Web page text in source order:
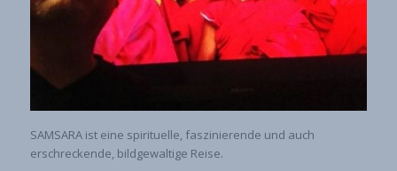
SAMSARA ist eine spirituelle, faszinierende und auch
erschreckende, bildgewaltige Reise.